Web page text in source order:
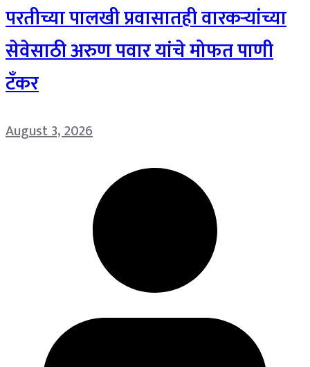
परतीच्या पालखी प्रवासातही वारकऱ्यांच्या
सेवेसाठी अरुण पवार यांचे मोफत पाणी
टँकर
August 3, 2026